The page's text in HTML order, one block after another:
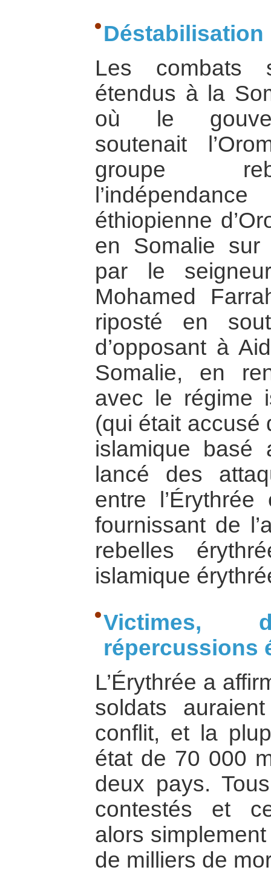
Déstabilisation
Les combats
étendus à la
où le
soutenait
groupe
éthiopienne
en Somalie sur
par le
Mohamed
riposté en
d’opposant à
Somalie, en
avec le régime
(qui était accusé
islamique basé
lancé des
entre
fournissant de
rebelles
islamique
Victimes,
répercussions
L’Érythrée a
soldats
conflit, et la
état de 70 000
deux pays.
contestés et
alors
de milliers de